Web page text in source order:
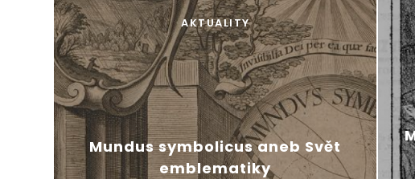
Mundus symbolicus aneb Svět
emblematiky
AKTUALITY